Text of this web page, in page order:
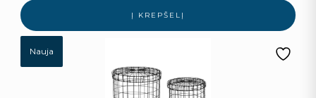
Į KREPŠELĮ
Nauja